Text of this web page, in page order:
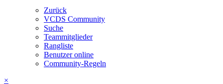
Zurück
VCDS Community
Suche
Teammitglieder
Rangliste
Benutzer online
Community-Regeln
×